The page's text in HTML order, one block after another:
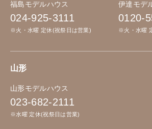
福島モデルハウス
024-925-3111
※火・水曜 定休(祝祭日は営業)
伊達モデ
0120-
※火・水曜
山形
山形モデルハウス
023-682-2111
※水曜 定休(祝祭日は営業)